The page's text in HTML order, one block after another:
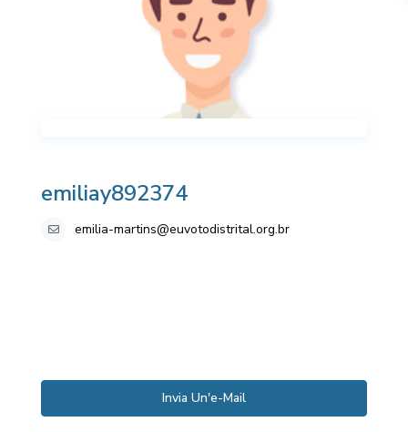
emiliay892374
emilia-martins@euvotodistrital.org.br
Invia Un'e-Mail